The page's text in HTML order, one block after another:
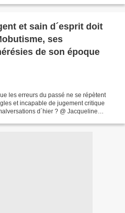
et sain d´esprit doit
ses
de son époque
les erreurs du passé ne se répètent
et incapable de jugement critique
d´hier ? @ Jacqueline